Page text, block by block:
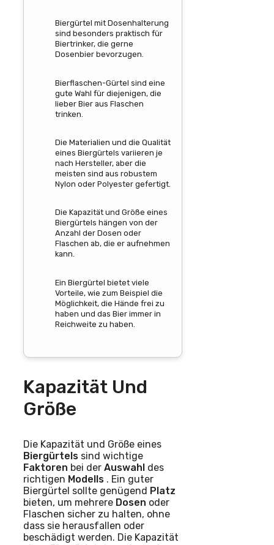
Biergürtel mit Dosenhalterung
sind besonders praktisch für
Biertrinker, die gerne
Dosenbier bevorzugen.
Bierflaschen-Gürtel sind eine
gute Wahl für diejenigen, die
lieber Bier aus Flaschen
trinken.
Die Materialien und die Qualität
eines Biergürtels variieren je
nach Hersteller, aber die
meisten sind aus robustem
Nylon oder Polyester gefertigt.
Die Kapazität und Größe eines
Biergürtels hängen von der
Anzahl der Dosen oder
Flaschen ab, die er aufnehmen
kann.
Ein Biergürtel bietet viele
Vorteile, wie zum Beispiel die
Möglichkeit, die Hände frei zu
haben und das Bier immer in
Reichweite zu haben.
Kapazität Und
Größe
Die Kapazität und Größe eines
Biergürtels sind wichtige
Faktoren bei der Auswahl des
richtigen Modells . Ein guter
Biergürtel sollte genügend Platz
bieten, um mehrere Dosen oder
Flaschen sicher zu halten, ohne
dass sie herausfallen oder
beschädigt werden. Die Kapazität